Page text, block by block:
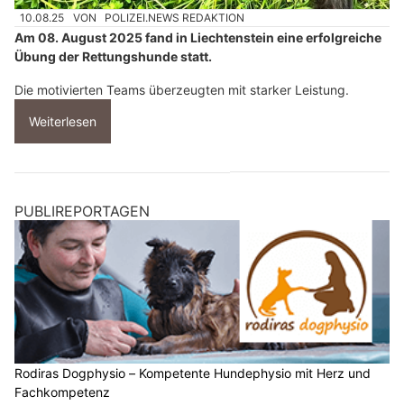
10.08.25 VON POLIZEI.NEWS REDAKTION
Am 08. August 2025 fand in Liechtenstein eine erfolgreiche
Übung der Rettungshunde statt.
Die motivierten Teams überzeugten mit starker Leistung.
Weiterlesen
PUBLIREPORTAGEN
Rodiras Dogphysio – Kompetente Hundephysio mit Herz und
Fachkompetenz